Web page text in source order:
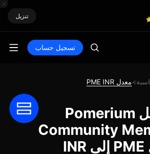
تنزيل
تسجيل حساب
>معدل PME INR
حاسبة تبديل Pomerium
Community